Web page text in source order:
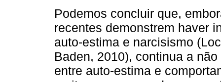
Podemos concluir que,
recentes demonstrem haver
auto-estima e narcisismo
Baden, 2010), continua a
entre auto-estima e